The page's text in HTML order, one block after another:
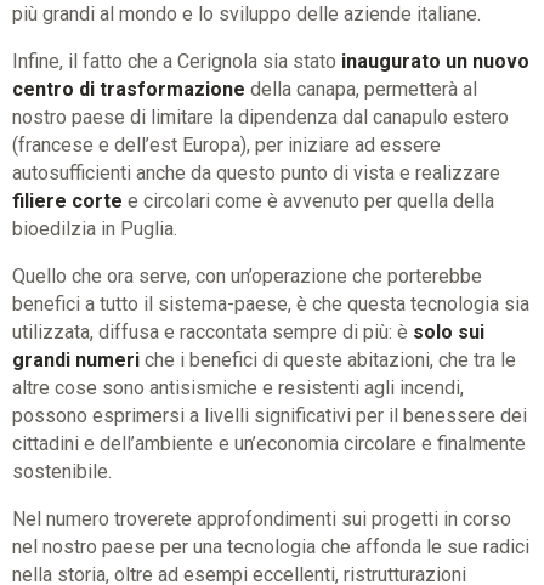
più grandi al mondo e lo sviluppo delle aziende italiane.
Infine, il fatto che a Cerignola sia stato inaugurato un nuovo
centro di trasformazione della canapa, permetterà al
nostro paese di limitare la dipendenza dal canapulo estero
(francese e dell’est Europa), per iniziare ad essere
autosufficienti anche da questo punto di vista e realizzare
filiere corte e circolari come è avvenuto per quella della
bioedilzia in Puglia.
Quello che ora serve, con un’operazione che porterebbe
benefici a tutto il sistema-paese, è che questa tecnologia sia
utilizzata, diffusa e raccontata sempre di più: è solo sui
grandi numeri che i benefici di queste abitazioni, che tra le
altre cose sono antisismiche e resistenti agli incendi,
possono esprimersi a livelli significativi per il benessere dei
cittadini e dell’ambiente e un’economia circolare e finalmente
sostenibile.
Nel numero troverete approfondimenti sui progetti in corso
nel nostro paese per una tecnologia che affonda le sue radici
nella storia, oltre ad esempi eccellenti, ristrutturazioni